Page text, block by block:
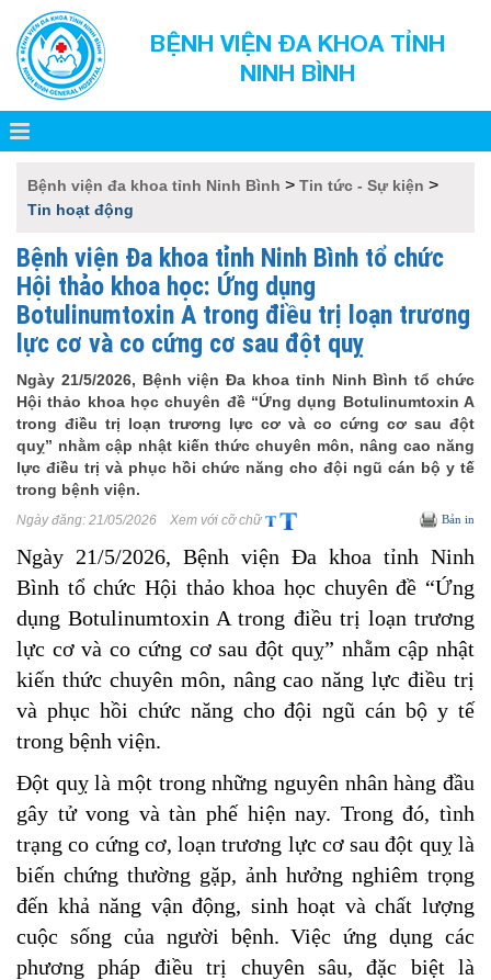
BỆNH VIỆN ĐA KHOA TỈNH
NINH BÌNH
Bệnh viện đa khoa tỉnh Ninh Bình > Tin tức - Sự kiện >
Tin hoạt động
Bệnh viện Đa khoa tỉnh Ninh Bình tổ chức
Hội thảo khoa học: Ứng dụng
Botulinumtoxin A trong điều trị loạn trương
lực cơ và co cứng cơ sau đột quỵ
Ngày 21/5/2026, Bệnh viện Đa khoa tỉnh Ninh Bình tổ chức
Hội thảo khoa học chuyên đề “Ứng dụng Botulinumtoxin A
trong điều trị loạn trương lực cơ và co cứng cơ sau đột
quỵ” nhằm cập nhật kiến thức chuyên môn, nâng cao năng
lực điều trị và phục hồi chức năng cho đội ngũ cán bộ y tế
trong bệnh viện.
Ngày đăng: 21/05/2026 Xem với cỡ chữ Bản in
Ngày 21/5/2026, Bệnh viện Đa khoa tỉnh Ninh
Bình tổ chức Hội thảo khoa học chuyên đề “Ứng
dụng Botulinumtoxin A trong điều trị loạn trương
lực cơ và co cứng cơ sau đột quỵ” nhằm cập nhật
kiến thức chuyên môn, nâng cao năng lực điều trị
và phục hồi chức năng cho đội ngũ cán bộ y tế
trong bệnh viện.
Đột quỵ là một trong những nguyên nhân hàng đầu
gây tử vong và tàn phế hiện nay. Trong đó, tình
trạng co cứng cơ, loạn trương lực cơ sau đột quỵ là
biến chứng thường gặp, ảnh hưởng nghiêm trọng
đến khả năng vận động, sinh hoạt và chất lượng
cuộc sống của người bệnh. Việc ứng dụng các
phương pháp điều trị chuyên sâu, đặc biệt là